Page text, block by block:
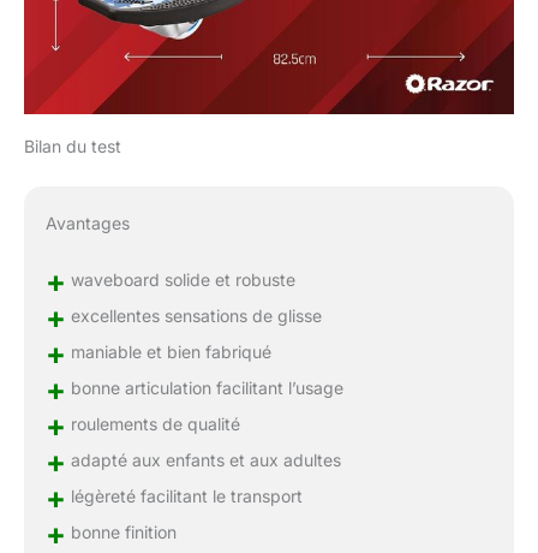
Bilan du test
Avantages
+ waveboard solide et robuste
+ excellentes sensations de glisse
+ maniable et bien fabriqué
+ bonne articulation facilitant l’usage
+ roulements de qualité
+ adapté aux enfants et aux adultes
+ légèreté facilitant le transport
+ bonne finition